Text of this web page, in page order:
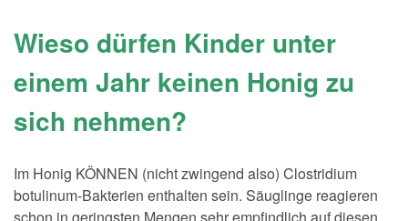
Wieso dürfen Kinder unter
einem Jahr keinen Honig zu
sich nehmen?
Im Honig KÖNNEN (nicht zwingend also) Clostridium
botulinum-Bakterien enthalten sein. Säuglinge reagieren